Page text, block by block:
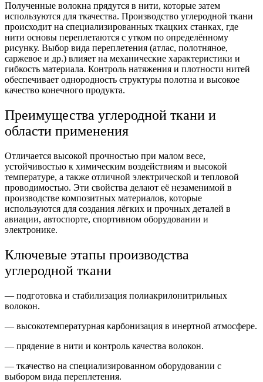
Полученные волокна прядутся в нити, которые затем
используются для ткачества. Производство углеродной ткани
происходит на специализированных ткацких станках, где
нити основы переплетаются с утком по определённому
рисунку. Выбор вида переплетения (атлас, полотняное,
саржевое и др.) влияет на механические характеристики и
гибкость материала. Контроль натяжения и плотности нитей
обеспечивает однородность структуры полотна и высокое
качество конечного продукта.
Преимущества углеродной ткани и
области применения
Отличается высокой прочностью при малом весе,
устойчивостью к химическим воздействиям и высокой
температуре, а также отличной электрической и тепловой
проводимостью. Эти свойства делают её незаменимой в
производстве композитных материалов, которые
используются для создания лёгких и прочных деталей в
авиации, автоспорте, спортивном оборудовании и
электронике.
Ключевые этапы производства
углеродной ткани
— подготовка и стабилизация полиакрилонитрильных
волокон.
— высокотемпературная карбонизация в инертной атмосфере.
— прядение в нити и контроль качества волокон.
— ткачество на специализированном оборудовании с
выбором вида переплетения.